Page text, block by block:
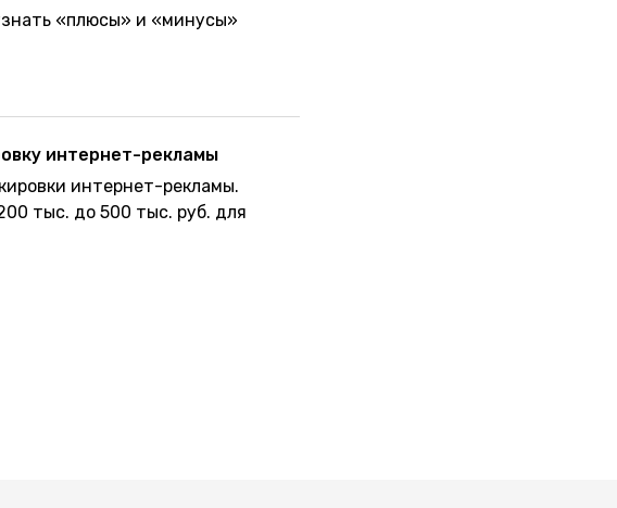
«плюсы» и «минусы»
интернет-рекламы
интернет-рекламы.
тыс. до 500 тыс. руб. для